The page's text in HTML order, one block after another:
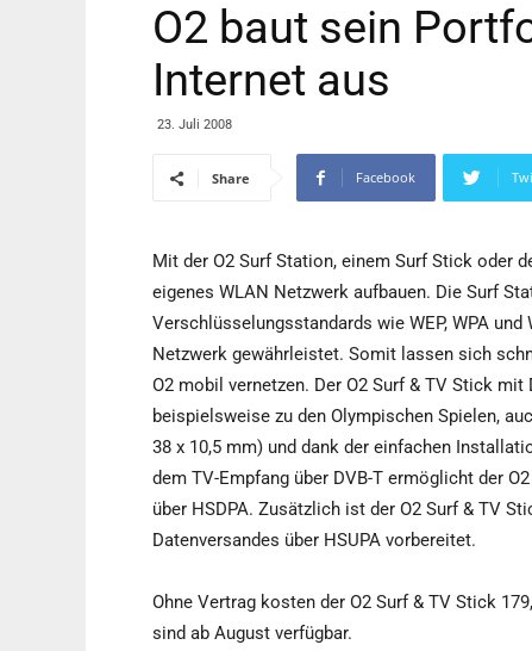
O2 baut sein
Internet aus
23. Juli 2008
Share Facebook
Mit der O2 Surf Station, einem Surf Stick oder
eigenes WLAN Netzwerk aufbauen. Die Surf
Verschlüsselungsstandards wie WEP, WPA
Netzwerk gewährleistet. Somit lassen sich
O2 mobil vernetzen. Der O2 Surf & TV Stick
beispielsweise zu den Olympischen Spielen,
38 x 10,5 mm) und dank der einfachen
dem TV-Empfang über DVB-T ermöglicht der
über HSDPA. Zusätzlich ist der O2 Surf & TV
Datenversandes über HSUPA vorbereitet.
Ohne Vertrag kosten der O2 Surf & TV Stick
sind ab August verfügbar.